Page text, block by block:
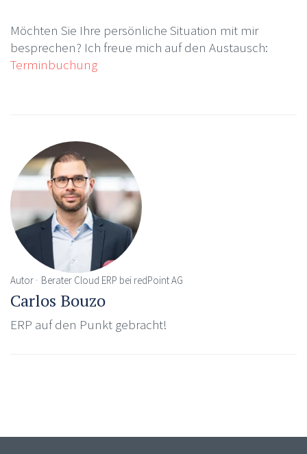
Möchten Sie Ihre persönliche Situation mit mir
besprechen? Ich freue mich auf den Austausch:
Terminbuchung
Autor Berater Cloud ERP bei redPoint AG
Carlos Bouzo
ERP auf den Punkt gebracht!